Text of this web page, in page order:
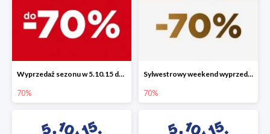
Wyprzedaż sezonu w 5.10.15 do -70%
70%
Sylwestrowy weekend wyprzedaży do -70%
70%